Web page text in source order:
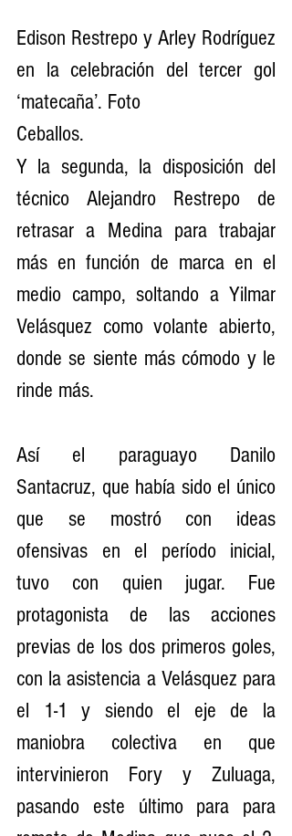
Edison Restrepo y Arley Rodríguez
en la celebración del tercer gol
‘matecaña’. Foto
Ceballos.
Y la segunda, la disposición del
técnico Alejandro Restrepo de
retrasar a Medina para trabajar
más en función de marca en el
medio campo, soltando a Yilmar
Velásquez como volante abierto,
donde se siente más cómodo y le
rinde más.
Así el paraguayo Danilo
Santacruz, que había sido el único
que se mostró con ideas
ofensivas en el período inicial,
tuvo con quien jugar. Fue
protagonista de las acciones
previas de los dos primeros goles,
con la asistencia a Velásquez para
el 1-1 y siendo el eje de la
maniobra colectiva en que
intervinieron Fory y Zuluaga,
pasando este último para para